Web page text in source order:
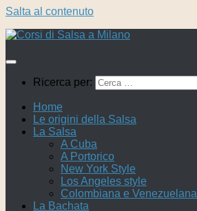
Salta al contenuto
Ricerca per:
Home
Le origini della Salsa
La Salsa
A Cuba
A Portorico
New York Style
Los Angeles style
Colombiana e Venezuelana
La Bachata